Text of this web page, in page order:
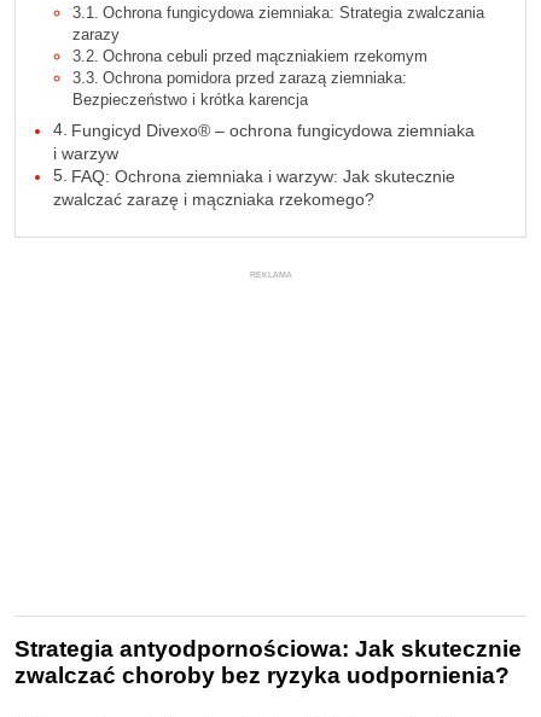
Ochrona fungicydowa ziemniaka: Strategia zwalczania
zarazy
Ochrona cebuli przed mączniakiem rzekomym
Ochrona pomidora przed zarazą ziemniaka:
Bezpieczeństwo i krótka karencja
Fungicyd Divexo® – ochrona fungicydowa ziemniaka
i warzyw
FAQ: Ochrona ziemniaka i warzyw: Jak skutecznie
zwalczać zarazę i mączniaka rzekomego?
REKLAMA
Strategia antyodpornościowa: Jak skutecznie
zwalczać choroby bez ryzyka uodpornienia?